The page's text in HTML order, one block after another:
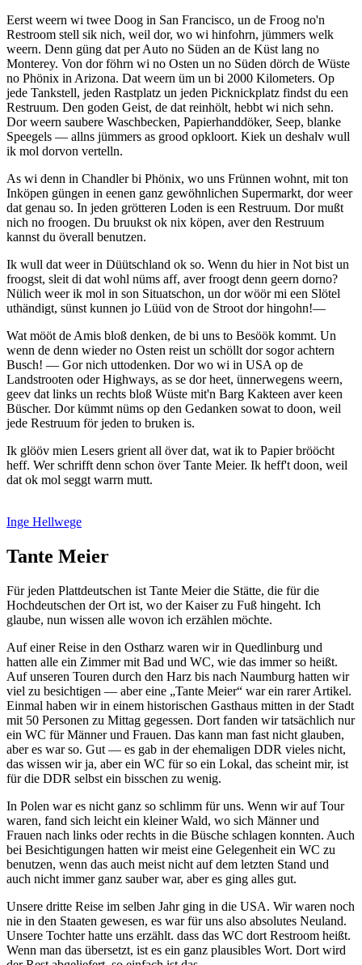
Eerst weern wi twee Doog in San Francisco, un de Froog no'n
Restroom stell sik nich, weil dor, wo wi hinfohrn, jümmers welk
weern. Denn güng dat per Auto no Süden an de Küst lang no
Monterey. Von dor föhrn wi no Osten un no Süden dörch de Wüste
no Phönix in Arizona. Dat weern üm un bi 2000 Kilometers. Op
jede Tankstell, jeden Rastplatz un jeden Picknickplatz findst du een
Restruum. Den goden Geist, de dat reinhölt, hebbt wi nich sehn.
Dor weern saubere Waschbecken, Papierhanddöker, Seep, blanke
Speegels — allns jümmers as grood opkloort. Kiek un deshalv wull
ik mol dorvon vertelln.
As wi denn in Chandler bi Phönix, wo uns Frünnen wohnt, mit ton
Inköpen güngen in eenen ganz gewöhnlichen Supermarkt, dor weer
dat genau so. In jeden grötteren Loden is een Restruum. Dor mußt
nich no froogen. Du bruukst ok nix köpen, aver den Restruum
kannst du överall benutzen.
Ik wull dat weer in Düütschland ok so. Wenn du hier in Not bist un
froogst, sleit di dat wohl nüms aff, aver froogt denn geern dorno?
Nülich weer ik mol in son Situatschon, un dor wöör mi een Slötel
uthändigt, sünst kunnen jo Lüüd von de Stroot dor hingohn!—
Wat mööt de Amis bloß denken, de bi uns to Besöök kommt. Un
wenn de denn wieder no Osten reist un schöllt dor sogor achtern
Busch! — Gor nich uttodenken. Dor wo wi in USA op de
Landstrooten oder Highways, as se dor heet, ünnerwegens weern,
geev dat links un rechts bloß Wüste mit'n Barg Kakteen aver keen
Büscher. Dor kümmt nüms op den Gedanken sowat to doon, weil
jede Restruum för jeden to bruken is.
Ik glööv mien Lesers grient all över dat, wat ik to Papier brööcht
heff. Wer schrifft denn schon över Tante Meier. Ik heff't doon, weil
dat ok mol seggt warrn mutt.
Inge Hellwege
Tante Meier
Für jeden Plattdeutschen ist Tante Meier die Stätte, die für die
Hochdeutschen der Ort ist, wo der Kaiser zu Fuß hingeht. Ich
glaube, nun wissen alle wovon ich erzählen möchte.
Auf einer Reise in den Ostharz waren wir in Quedlinburg und
hatten alle ein Zimmer mit Bad und WC, wie das immer so heißt.
Auf unseren Touren durch den Harz bis nach Naumburg hatten wir
viel zu besichtigen — aber eine
Tante Meier
war ein rarer Artikel.
Einmal haben wir in einem historischen Gasthaus mitten in der Stadt
mit 50 Personen zu Mittag gegessen. Dort fanden wir tatsächlich nur
ein WC für Männer und Frauen. Das kann man fast nicht glauben,
aber es war so. Gut — es gab in der ehemaligen DDR vieles nicht,
das wissen wir ja, aber ein WC für so ein Lokal, das scheint mir, ist
für die DDR selbst ein bisschen zu wenig.
In Polen war es nicht ganz so schlimm für uns. Wenn wir auf Tour
waren, fand sich leicht ein kleiner Wald, wo sich Männer und
Frauen nach links oder rechts in die Büsche schlagen konnten. Auch
bei Besichtigungen hatten wir meist eine Gelegenheit ein WC zu
benutzen, wenn das auch meist nicht auf dem letzten Stand und
auch nicht immer ganz sauber war, aber es ging alles gut.
Unsere dritte Reise im selben Jahr ging in die USA. Wir waren noch
nie in den Staaten gewesen, es war für uns also absolutes Neuland.
Unsere Tochter hatte uns erzählt. dass das WC dort Restroom heißt.
Wenn man das übersetzt, ist es ein ganz plausibles Wort. Dort wird